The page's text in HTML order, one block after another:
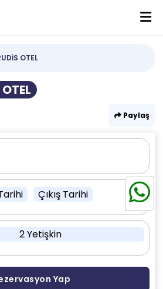
OTEL
Paylaş
Çıkış Tarihi
2 Yetişkin
Yap